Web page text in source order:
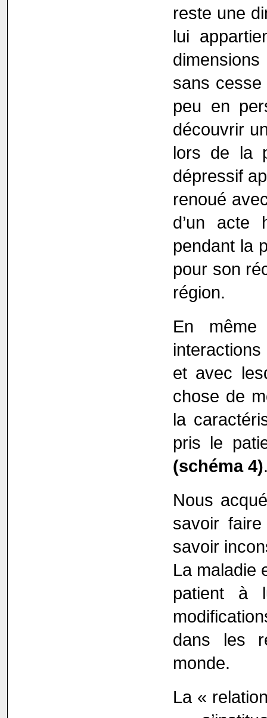
reste une
lui
sans cesse
peu en
découvrir
lors de la
dépressif
renoué
d’un acte
pendant la
pour son
région.
En même
et avec
chose de
la
pris le
(schéma 4)
Nous
savoir
savoir
La maladie
patient à
dans les
monde.
La «